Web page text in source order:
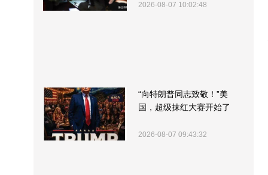
2026-08-07 10:02:48
“向特朗普同志致敬！”美
国，超级抹红大赛开始了
2026-08-07 09:43:32